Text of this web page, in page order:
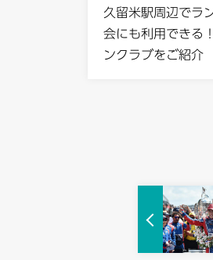
久留米駅周辺でラ
会にも利用できる
ンクラブをご紹介